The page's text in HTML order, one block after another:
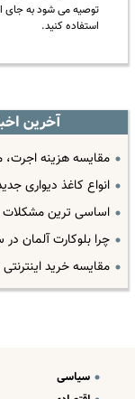
توصیه می شود به جای
استفاده کنید.
آخرین
مقایسه هزینه اجرت،
انواع کاغذ دیواری
اساسی ترین
چرا بلوکارت آلمان در سال 2024 بهترین
مقایسه خرید
سیاسی